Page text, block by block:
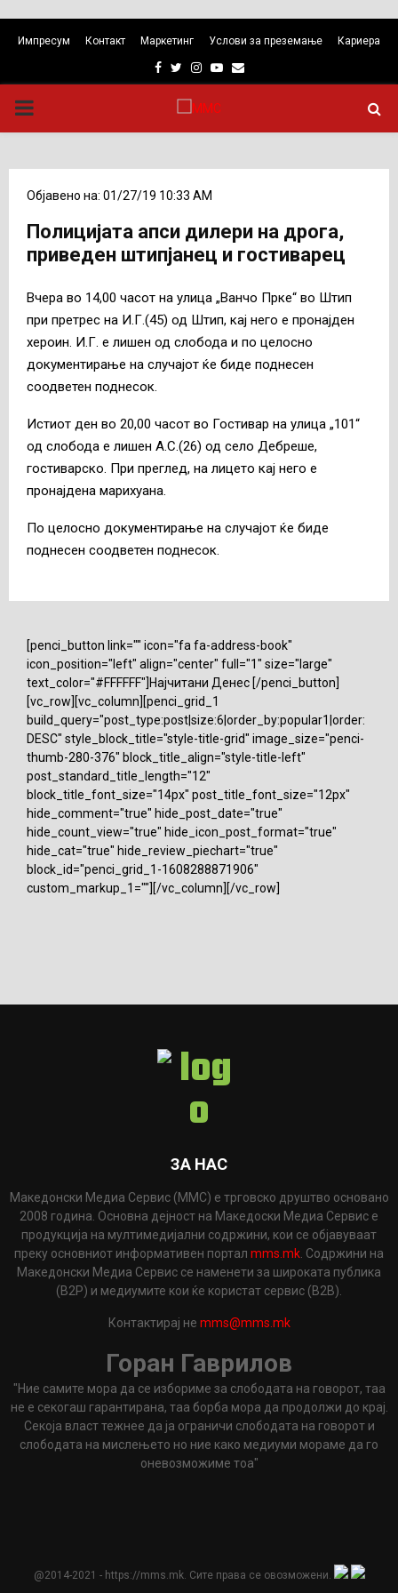
Импресум Контакт Маркетинг Услови за преземање Кариера
Facebook
TwitterInstagram
Youtube
Email
PRIMARY
Објавено на: 01/27/19 10:33 AM
Полицијата апси дилери на дрога,
приведен штипјанец и гостиварец
Вчера во 14,00 часот на улица „Ванчо Прке“ во Штип
при претрес на И.Г.(45) од Штип, кај него е пронајден
хероин. И.Г. е лишен од слобода и по целосно
документирање на случајот ќе биде поднесен
соодветен поднесок.
Истиот ден во 20,00 часот во Гостивар на улица „101“
од слобода е лишен А.С.(26) од село Дебреше,
гостиварско. При преглед, на лицето кај него е
пронајдена марихуана.
По целосно документирање на случајот ќе биде
поднесен соодветен поднесок.
[penci_button link="" icon="fa fa-address-book"
icon_position="left" align="center" full="1" size="large"
text_color="#FFFFFF"]Најчитани Денес [/penci_button]
[vc_row][vc_column][penci_grid_1
build_query="post_type:post|size:6|order_by:popular1|order:
DESC" style_block_title="style-title-grid" image_size="penci-
thumb-280-376" block_title_align="style-title-left"
post_standard_title_length="12"
block_title_font_size="14px" post_title_font_size="12px"
hide_comment="true" hide_post_date="true"
hide_count_view="true" hide_icon_post_format="true"
hide_cat="true" hide_review_piechart="true"
block_id="penci_grid_1-1608288871906"
custom_markup_1=""][/vc_column][/vc_row]
ЗА НАС
Македонски Медиа Сервис (ММС) е трговско друштво основано
2008 година. Основна дејност на Македоски Медиа Сервис е
продукција на мултимедијални содржини, кои се објавуваат
преку основниот информативен портал mms.mk . Содржини на
Македонски Медиа Сервис се наменети за широката публика
(B2P) и медиумите кои ќе користат сервис (B2B).
Контактирај не mms@mms.mk
Горан Гаврилов
"Ние самите мора да се избориме за слободата на говорот, таа
не е секогаш гарантирана, таа борба мора да продолжи до крај.
Секоја власт тежнее да ја ограничи слободата на говорот и
слободата на мислењето но ние како медиуми мораме да го
оневозможиме тоа"
@2014-2021 - https://mms.mk. Сите права се овозможени.